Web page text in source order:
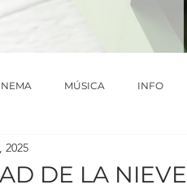
MÚSICA INFO
DE LA
2025